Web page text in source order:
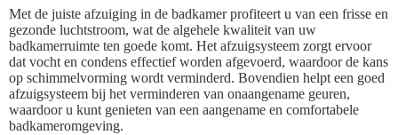
Met de juiste afzuiging in de badkamer profiteert u van een frisse en
gezonde luchtstroom, wat de algehele kwaliteit van uw
badkamerruimte ten goede komt. Het afzuigsysteem zorgt ervoor
dat vocht en condens effectief worden afgevoerd, waardoor de kans
op schimmelvorming wordt verminderd. Bovendien helpt een goed
afzuigsysteem bij het verminderen van onaangename geuren,
waardoor u kunt genieten van een aangename en comfortabele
badkameromgeving.